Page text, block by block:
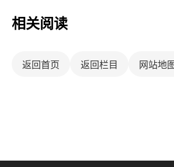
相关阅读
返回首页 返回栏目 网站地